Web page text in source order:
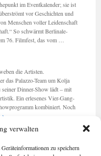
verwalten
zu speichern
im Eventkalender; sie ist
vor Geschichten und
Menschen voller Leidenschaft
So schwärmt Berlinale-
76. Filmfest, das vom …
die Artisten.
das Palazzo-Team um Kolja
Dinner-Show lädt – mit
Ein erlesenes Vier-Gang-
kombiniert. Noch
→